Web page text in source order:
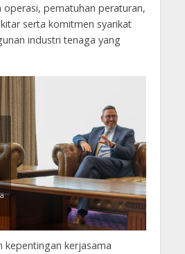
operasi, pematuhan peraturan,
serta komitmen syarikat
industri tenaga yang
kepentingan kerjasama